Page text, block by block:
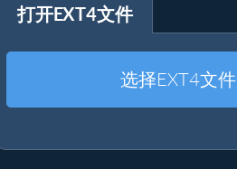
解压
其他工具
打开EXT4文件
选择EXT4文件